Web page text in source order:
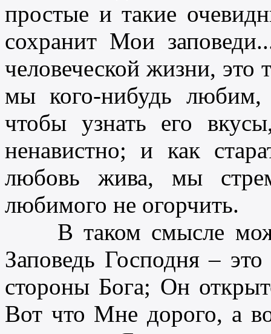
простые и такие
сохранит Мои
человеческой жизни, это
мы кого-нибудь
чтобы узнать его
ненавистно; и как
любовь жива, мы
любимого не огорчить.
В таком смысле
Заповедь Господня –
стороны Бога; Он
Вот что Мне дорого, а